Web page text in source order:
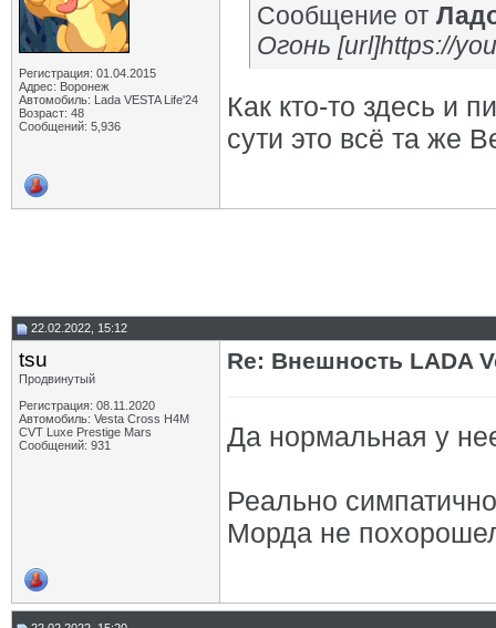
Регистрация: 01.04.2015
Адрес: Воронеж
Автомобиль: Lada VESTA Life'24
Возраст: 48
Сообщений: 5,936
Сообщение от
Огонь [url]https://
Как кто-то здесь и
сути это всё та же
22.02.2022, 15:12
tsu
Продвинутый
Регистрация: 08.11.2020
Автомобиль: Vesta Cross H4M
CVT Luxe Prestige Mars
Сообщений: 931
Re: Внешность LADA
Да нормальная у
Реально
Морда не